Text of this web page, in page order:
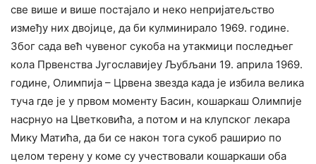
све више и више постајало и неко непријатељство
између них двојице, да би кулминирало 1969. године.
Због сада већ чувеног сукоба на утакмици последњег
кола Првенства Југославијеу Љубљани 19. априла 1969.
године, Олимпија – Црвена звезда када је избила велика
туча где је у првом моменту Басин, кошаркаш Олимпије
насрнуо на Цветковића, а потом и на клупског лекара
Мику Матића, да би се након тога сукоб раширио по
целом терену у коме су учествовали кошаркаши оба